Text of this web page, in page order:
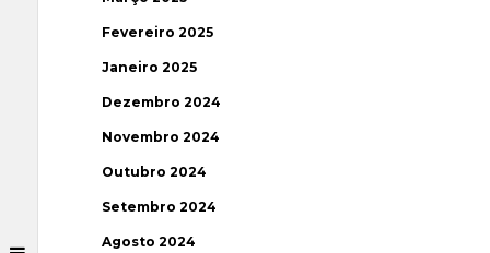
Fevereiro 2025
Janeiro 2025
Dezembro 2024
Novembro 2024
Outubro 2024
Setembro 2024
Agosto 2024